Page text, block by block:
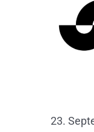
23.